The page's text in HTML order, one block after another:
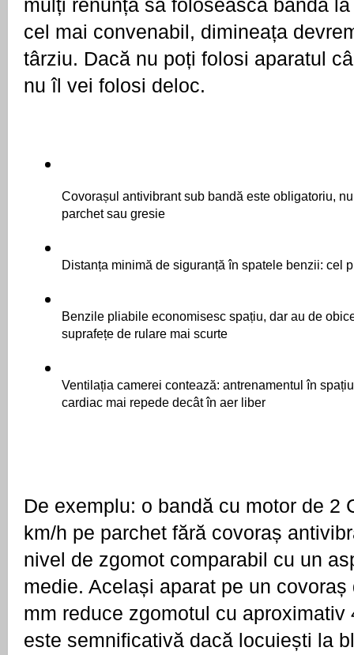
mulți renunță să folosească banda
cel mai convenabil, dimineața
târziu. Dacă nu poți folosi aparatul
nu îl vei folosi deloc.
Covorașul antivibrant sub bandă este obligatoriu,
parchet sau gresie
Distanța minimă de siguranță în spatele benzii: cel
Benzile pliabile economisesc spațiu, dar au de
suprafețe de rulare mai scurte
Ventilația camerei contează: antrenamentul în
cardiac mai repede decât în aer liber
De exemplu: o bandă cu motor de 2
km/h pe parchet fără covoraș
nivel de zgomot comparabil cu un
medie. Același aparat pe un
mm reduce zgomotul cu aproximativ
este semnificativă dacă locuiești la